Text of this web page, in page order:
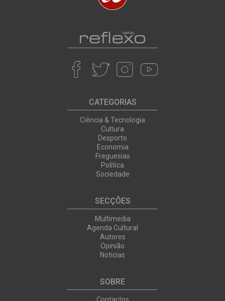
CATEGORIAS
Ciência & Tecnologia
Cultura
Desporto
Economia
Freguesias
Política
Sociedade
SECÇÕES
Multimedia
Agenda Cultural
Autores
Opinião
Noticias
SOBRE